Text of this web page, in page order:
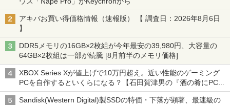
アキバお買い得価格情報（速報版） 【 調査日：2026年8月6日
】
DDR5メモリの16GB×2枚組が今年最安の39,980円、大容量の
64GB×2枚組は一部が続騰 [8月前半のメモリ価格]
XBOX Series Xが値上げで10万円超え。近い性能のゲーミング
PCを自作するといくらになる？【石田賀津男の『酒の肴にPCゲ
ーム』】
Sandisk(Western Digital)製SSDの特価・下落が顕著、最速級の